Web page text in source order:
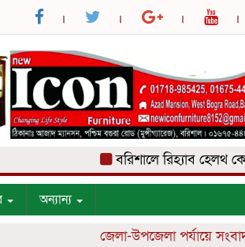
বরিশালে রিহ্যাব হেলথ
অন্যান্য
জেলা-উপজেলা পর্যায়ে